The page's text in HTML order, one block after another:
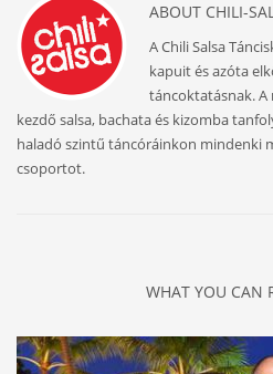
ABOUT CHILI-
A Chili Salsa
kapuit és azóta
táncoktatásnak.
kezdő salsa, bachata és kizomba
haladó szintű táncóráinkon mindenki
csoportot.
WHAT YOU CAN